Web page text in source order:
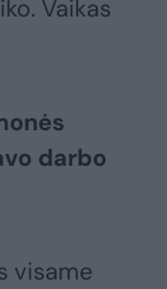
Vaikas
darbo
visame